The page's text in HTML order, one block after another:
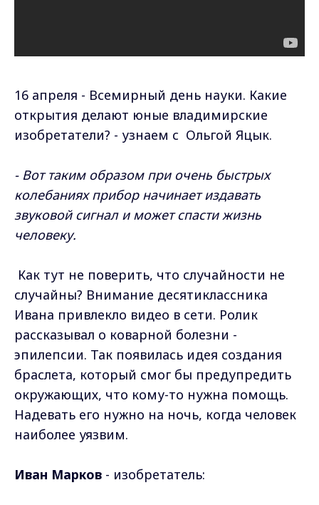
16 апреля - Всемирный день науки. Какие
открытия делают юные владимирские
изобретатели? - узнаем с Ольгой Яцык.
- Вот таким образом при очень быстрых
колебаниях прибор начинает издавать
звуковой сигнал и может спасти жизнь
человеку.
Как тут не поверить, что случайности не
случайны? Внимание десятиклассника
Ивана привлекло видео в сети. Ролик
рассказывал о коварной болезни -
эпилепсии. Так появилась идея создания
браслета, который смог бы предупредить
окружающих, что кому-то нужна помощь.
Надевать его нужно на ночь, когда человек
наиболее уязвим.
Иван Марков - изобретатель: